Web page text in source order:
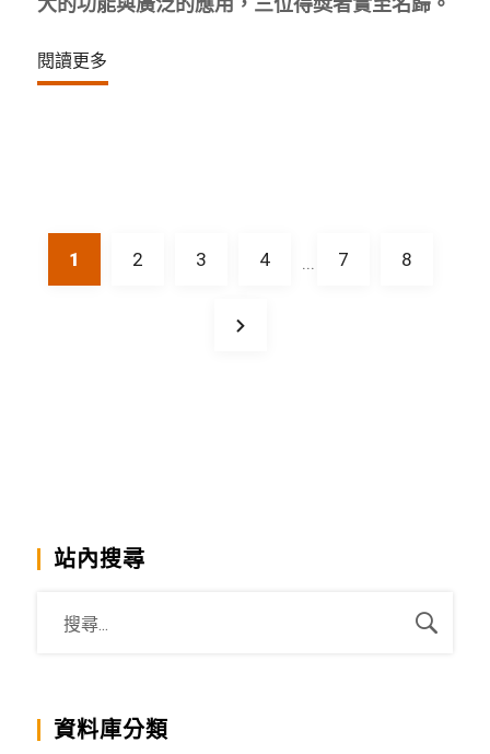
閱讀更多
1 2 3 4 ... 7 8
站內搜尋
資料庫分類